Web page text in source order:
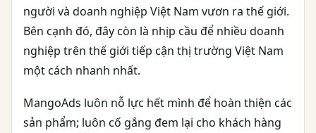
người và doanh nghiệp Việt Nam vươn ra thế giới.
Bên cạnh đó, đây còn là nhịp cầu để nhiều doanh
nghiệp trên thế giới tiếp cận thị trường Việt Nam
một cách nhanh nhất.
MangoAds luôn nỗ lực hết mình để hoàn thiện các
sản phẩm; luôn cố gắng đem lại cho khách hàng